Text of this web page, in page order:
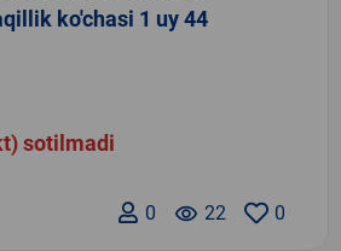
ko'chasi 1 uy 44
sotilmadi
0
remove_red_eye 22
0